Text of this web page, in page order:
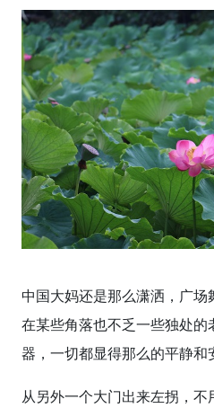
中国大妈还是那么潇洒，广
在某些角落也不乏一些独处
器，一切都显得那么的平静和
从另外一个大门出来左拐，